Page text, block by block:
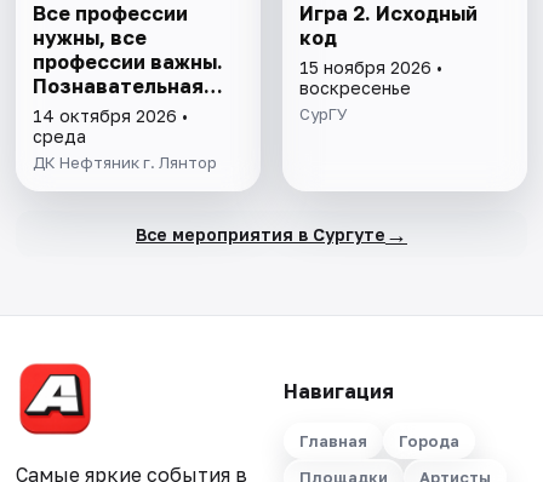
Все профессии
нужны, все
профессии важны.
Познавательная
программа
14 октября 2026 •
среда
ДК Нефтяник г. Лянтор
Игра 2. Исходный
код
15 ноября 2026 •
воскресенье
СурГУ
Все мероприятия в Сургуте →
Самые яркие события в
Навигация
Главная
Города
Площадки
Артисты